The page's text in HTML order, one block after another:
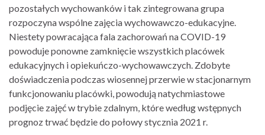
pozostałych wychowanków i tak zintegrowana grupa
rozpoczyna wspólne zajęcia wychowawczo-edukacyjne.
Niestety powracająca fala zachorowań na COVID-19
powoduje ponowne zamknięcie wszystkich placówek
edukacyjnych i opiekuńczo-wychowawczych. Zdobyte
doświadczenia podczas wiosennej przerwie w stacjonarnym
funkcjonowaniu placówki, powodują natychmiastowe
podjęcie zajęć w trybie zdalnym, które według wstępnych
prognoz trwać będzie do połowy stycznia 2021 r.